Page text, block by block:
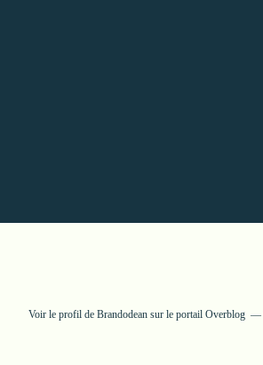
Voir le profil de Brandodean sur le portail Overblog